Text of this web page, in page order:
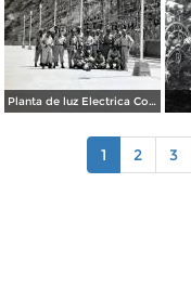
Planta de luz Electrica Colimilla. ( Fechada el 1 de Octubre de 1950 ).
1 2 3